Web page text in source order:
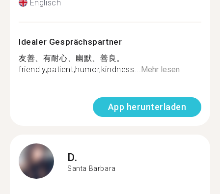
Englisch
Idealer Gesprächspartner
友善、有耐心、幽默、善良。
friendly,patient,humor,kindness... Mehr lesen
App herunterladen
D.
Santa Barbara